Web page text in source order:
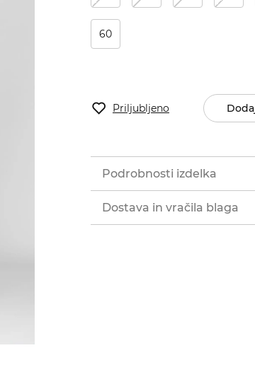
60
Priljubljeno
Podrobnosti izdelka
Dostava in vračila blaga